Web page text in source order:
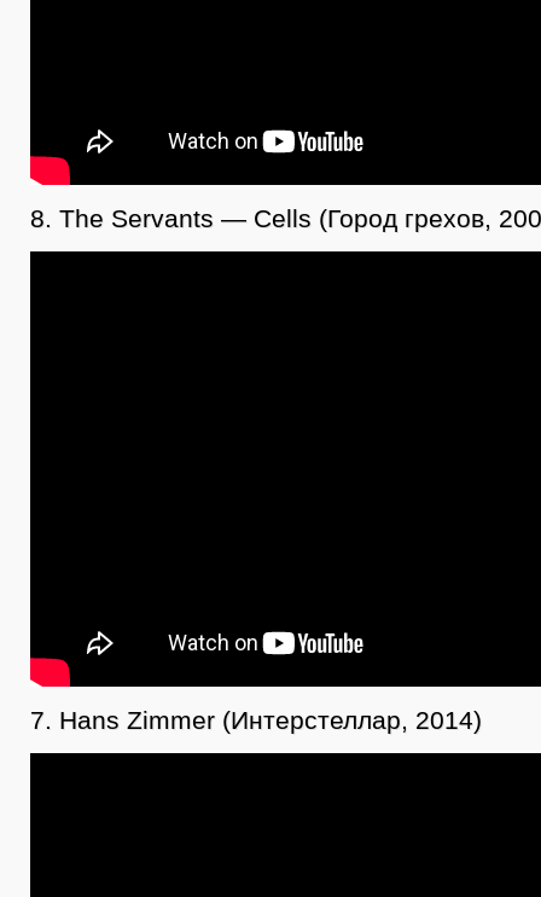
8. The Servants — Cells (Город грехов,
7. Hans Zimmer (Интерстеллар, 2014)